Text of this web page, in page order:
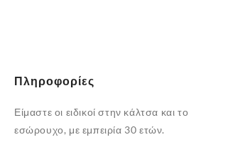
Πληροφορίες
Είμαστε οι ειδικοί στην κάλτσα και το
εσώρουχο, με εμπειρία 30 ετών.